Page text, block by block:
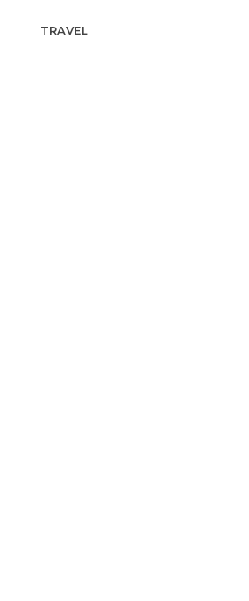
TRAVEL